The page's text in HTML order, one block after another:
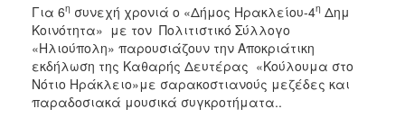
Για 6η συνεχή χρονιά ο «Δήμος Ηρακλείου-4η Δημ
Κοινότητα» με τον Πολιτιστικό Σύλλογο
«Ηλιούπολη» παρουσιάζουν την Αποκριάτικη
εκδήλωση της Καθαρής Δευτέρας «Κούλουμα στο
Νότιο Ηράκλειο»με σαρακοστιανούς μεζέδες και
παραδοσιακά μουσικά συγκροτήματα..